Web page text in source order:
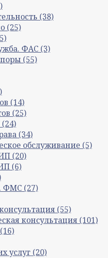
(38)
(25)
ФАС (3)
(55)
(14)
(25)
(24)
(34)
обслуживание (5)
(20)
(6)
ФМС (27)
(55)
консультация (101)
(16)
услуг (20)